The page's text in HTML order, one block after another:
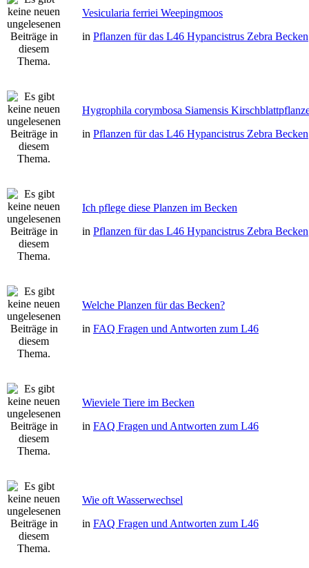
Vesicularia ferriei Weepingmoos
in Pflanzen für das L46 Hypancistrus Zebra Becken
Hygrophila corymbosa Siamensis
in Pflanzen für das L46 Hypancistrus Zebra Becken
Ich pflege diese Planzen im Becken
in Pflanzen für das L46 Hypancistrus Zebra Becken
Welche Planzen für das Becken?
in FAQ Fragen und Antworten zum L46
Wieviele Tiere im Becken
in FAQ Fragen und Antworten zum L46
Wie oft Wasserwechsel
in FAQ Fragen und Antworten zum L46